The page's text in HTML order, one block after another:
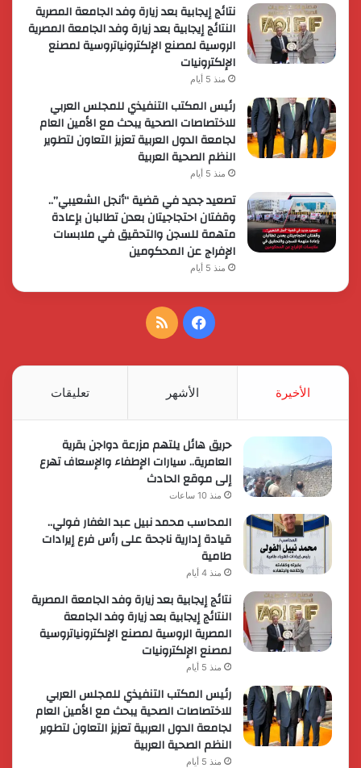
نتائج إيجابية بعد زيارة وفد الجامعة المصرية
النتائج إيجابية بعد زيارة وفد الجامعة المصرية
الروسية لمصنع الإلكترونياتروسية لمصنع
الإلكترونيات
منذ 5 أيام
رئيس المكتب التنفيذي للمجلس العربي
للاختصاصات الصحية يبحث مع الأمين العام
لجامعة الدول العربية تعزيز التعاون لتطوير
النظم الصحية العربية
منذ 5 أيام
تصعيد جديد في قضية “أنجل الشعيبي”..
وقفتان احتجاجيتان بعدن تطالبان بإعادة
متهمة للسجن والتحقيق في ملابسات
الإفراج عن المحكومين
منذ 5 أيام
فيسبوكملخص
الأخيرة الأشهر تعليقات
حريق هائل يلتهم مزرعة دواجن بقرية
العامرية.. سيارات الإطفاء والإسعاف تهرع
إلى موقع الحادث
منذ 10 ساعات
المحاسب محمد نبيل عبد الغفار فولي..
قيادة إدارية ناجحة على رأس فرع إيرادات
طامية
منذ 4 أيام
نتائج إيجابية بعد زيارة وفد الجامعة المصرية
النتائج إيجابية بعد زيارة وفد الجامعة
المصرية الروسية لمصنع الإلكترونياتروسية
لمصنع الإلكترونيات
منذ 5 أيام
رئيس المكتب التنفيذي للمجلس العربي
للاختصاصات الصحية يبحث مع الأمين العام
لجامعة الدول العربية تعزيز التعاون لتطوير
النظم الصحية العربية
منذ 5 أيام